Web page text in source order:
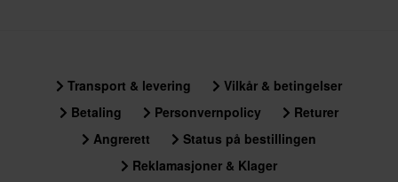
Transport & levering
Vilkår & betingelser
Betaling
Personvernpolicy
Returer
Angrerett
Status på bestillingen
Reklamasjoner & Klager